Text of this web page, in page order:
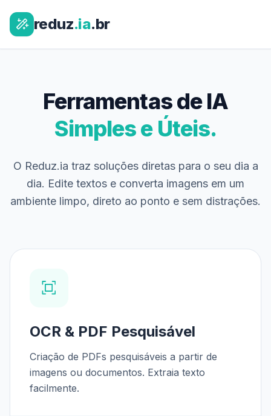
reduz.ia.br
Ferramentas de IA
Simples e Úteis.
O Reduz.ia traz soluções diretas para o seu dia a
dia. Edite textos e converta imagens em um
ambiente limpo, direto ao ponto e sem distrações.
OCR & PDF Pesquisável
Criação de PDFs pesquisáveis a partir de
imagens ou documentos. Extraia texto
facilmente.